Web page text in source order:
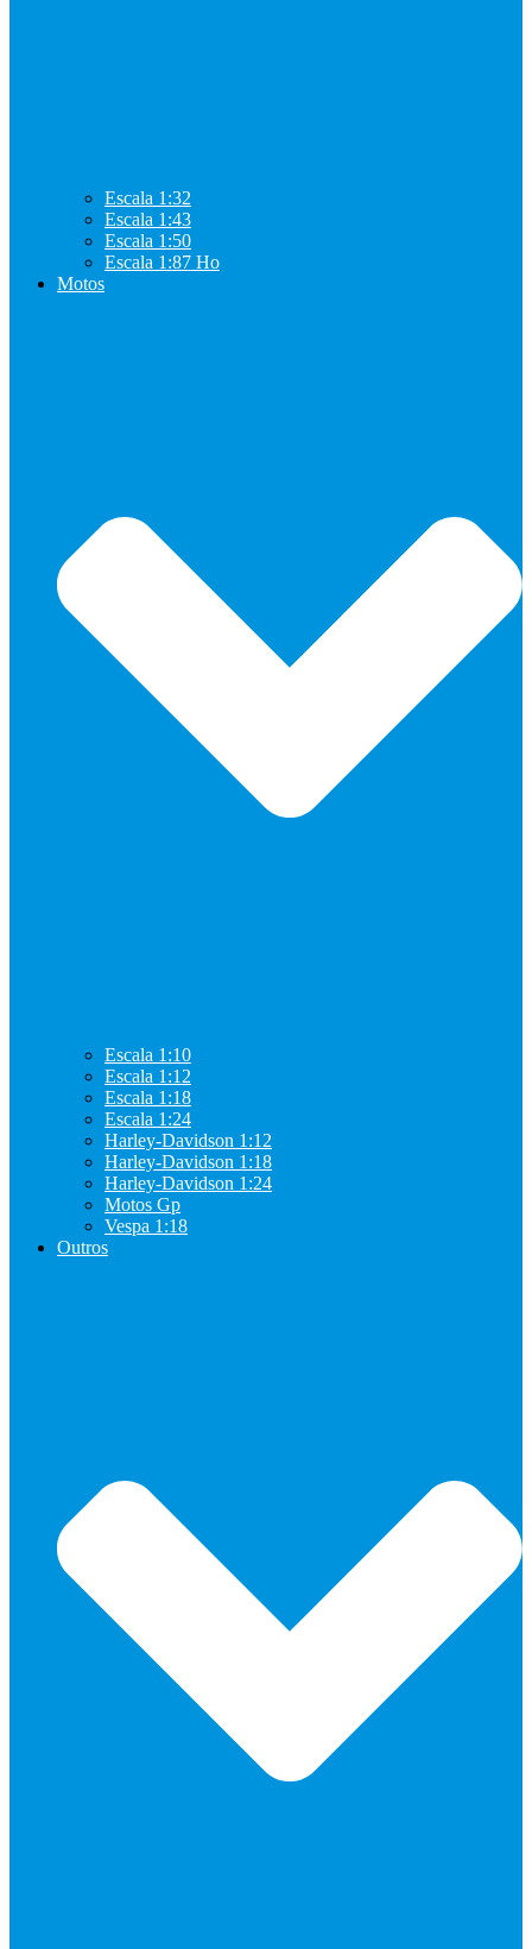
Escala 1:32
Escala 1:43
Escala 1:50
Escala 1:87 Ho
Motos
Escala 1:10
Escala 1:12
Escala 1:18
Escala 1:24
Harley-Davidson 1:12
Harley-Davidson 1:18
Harley-Davidson 1:24
Motos Gp
Vespa 1:18
Outros